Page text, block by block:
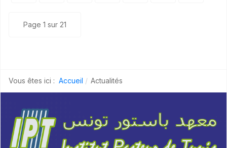
Page 1 sur 21
Vous êtes ici : Accueil Actualités